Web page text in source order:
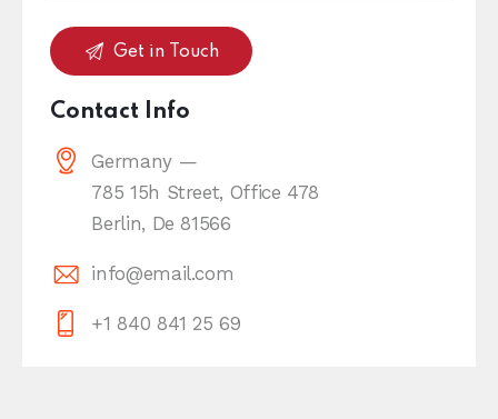
Contact Info
Germany —
785 15h Street, Office 478
Berlin, De 81566
info@email.com
+1 840 841 25 69